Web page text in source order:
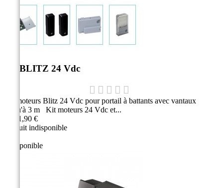
Kit BLITZ 24 Vdc
Kit moteurs Blitz 24 Vdc pour portail à battants avec vantaux
jusqu'à 3 m Kit moteurs 24 Vdc et...
2 741,90 €
Produit indisponible
Indisponible